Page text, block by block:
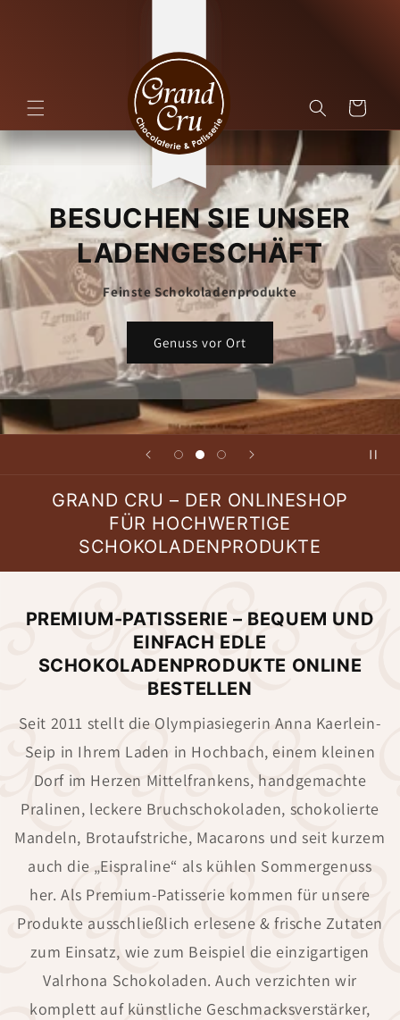
Warenkorb
BESUCHEN SIE UNSER
LADENGESCHÄFT
Feinste Schokoladenprodukte
Genuss vor Ort
GRAND CRU – DER ONLINESHOP
FÜR HOCHWERTIGE
SCHOKOLADENPRODUKTE
PREMIUM-PATISSERIE – BEQUEM UND
EINFACH EDLE
SCHOKOLADENPRODUKTE ONLINE
BESTELLEN
Seit 2011 stellt die Olympiasiegerin Anna Kaerlein-
Seip in Ihrem Laden in Hochbach, einem kleinen
Dorf im Herzen Mittelfrankens, handgemachte
Pralinen, leckere Bruchschokoladen, schokolierte
Mandeln, Brotaufstriche, Macarons und seit kurzem
auch die „Eispraline“ als kühlen Sommergenuss
her. Als Premium-Patisserie kommen für unsere
Produkte ausschließlich erlesene & frische Zutaten
zum Einsatz, wie zum Beispiel die einzigartigen
Valrhona Schokoladen. Auch verzichten wir
komplett auf künstliche Geschmacksverstärker,